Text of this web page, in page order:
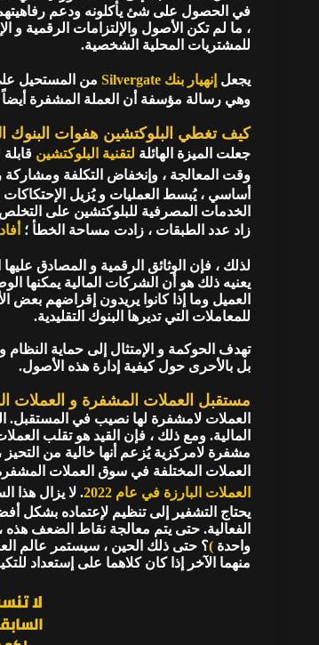
في الحصول على شئ يأكلونه ودعم رفاهيتهم.
، ما لم تكن الأصول والإلتزامات الرقمية و
للمشتريات المحلية الشخصية.
يجعل إنهيار بنك Silvergate
من المستحيل
وهي رسالة مؤسفة أن العملة المشفرة
كيف تغطي البلوكتشين هفوات البنوك
جعلت الميزة الهائلة لتقنية البلوكتشين
وقت المعالجة ، وإنخفاض التكلفة
أساسي ، يُبسط العمليات و يُزيل الإحتكاكات
الخدمات المصرفية للبلوكتشين على
زاد عدد الطبقات ، زادت مساحة الخطأ ؛
لذلك ، فإن الوثائق الرقمية و المصادق
يعنيه ذلك هو أن الشركات المالية يمكنها
العميل وما إذا كانوا يريدون إقراضهم بعض
للمعاملات التي تديرها البنوك التقليدية.
تهدف الحوكمة و الإمتثال إلى حماية النظام
بل بالأحرى حول كيفية إدارة هذه الأصول.
مستقبل العملات المشفرة و العملات
العملات لامشفرة لها نصيب في المستقبل.
المالية. ومع ذلك ، فإن القيد هو تقلب
مشفرة لامركزية يُزعم أنها خالية من
العملات المختلفة في سوق العملات
العملات البارزة في عام 2022
. لا يزال هذا
يحتاج التشفير إلى تنظيم لإعتماده بشكل
الفعالية. حتى يتم معالجة نقاط الضعف
واحدة)؟ حتى ذلك الحين ، سيستمر عالم
منهما الآخر إذا كان كلاهما على إستعداد